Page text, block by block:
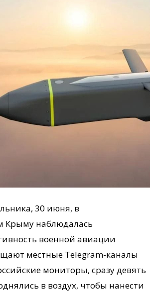
30 июня, в
Крыму наблюдалась
военной авиации
местные Telegram-каналы
мониторы, сразу девять
в воздух, чтобы нанести